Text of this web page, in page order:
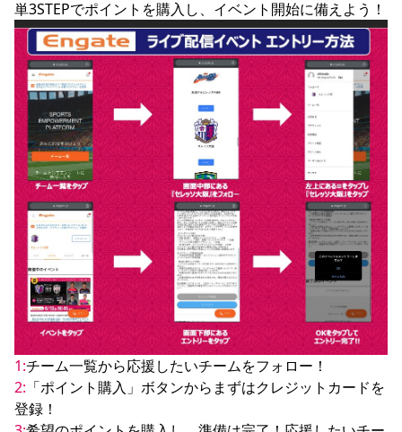
1:
2: 「ポイント購入」ボタンからまずはクレジットカードを